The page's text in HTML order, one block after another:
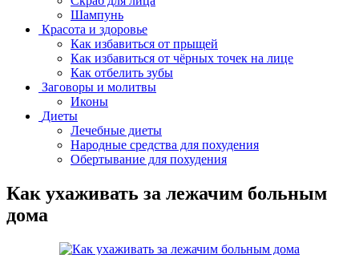
Шампунь
Красота и здоровье
Как избавиться от прыщей
Как избавиться от чёрных точек на лице
Как отбелить зубы
Заговоры и молитвы
Иконы
Диеты
Лечебные диеты
Народные средства для похудения
Обертывание для похудения
Как ухаживать за лежачим больным
дома